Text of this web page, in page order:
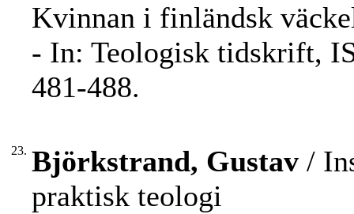
Kvinnan i finländsk
- In: Teologisk tidskrift,
481-488.
23. Björkstrand, Gustav /
praktisk teologi